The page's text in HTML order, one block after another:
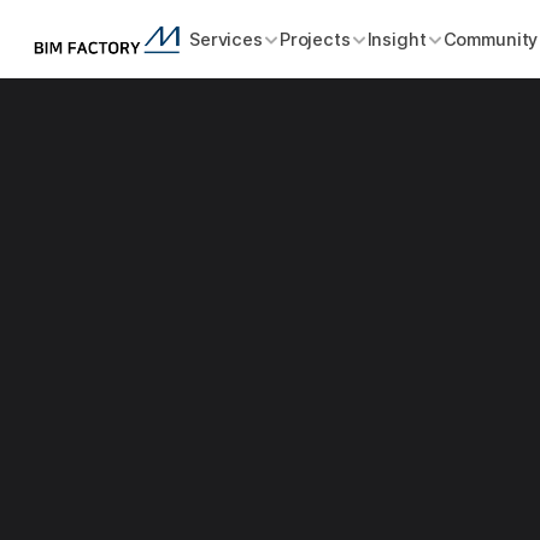
Services Projects Insight Community